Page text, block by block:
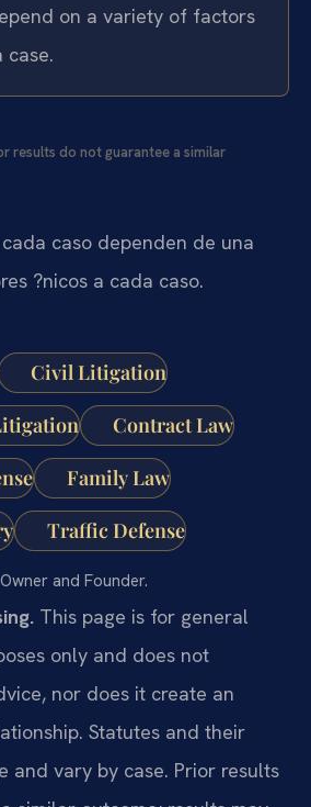
on a variety of factors
case.
results do not guarantee a similar
caso dependen de una
?nicos a cada caso.
Civil Litigation
Contract Law
Family Law
Traffic Defense
and Founder.
This page is for general
only and does not
nor does it create an
Statutes and their
and vary by case. Prior results